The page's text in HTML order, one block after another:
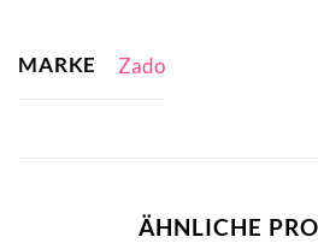
MARKE Zado
ÄHNLICHE